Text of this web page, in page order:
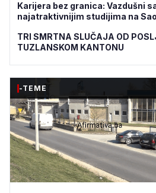
Karijera bez granica: Vazdušni
najatraktivnijim studijima na
TRI SMRTNA SLUČAJA OD
TUZLANSKOM KANTONU
-TEME